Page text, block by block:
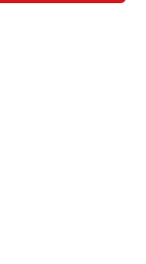
Metropolitní